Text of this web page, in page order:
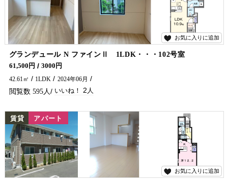
お気に入りに追加
グランデュール N ファインⅡ 1LDK・・・102号室
インターネット無料・エアコン２台付のペット飼育可能物件です♪ 延岡市でアパート・マンションをお探しでしたら五ヶ瀬不動産へお問合せください！
61,500円
3000円
42.61㎡
1LDK 2024年06月
595 2
お気に入りに追加
賃貸
NEW アパート